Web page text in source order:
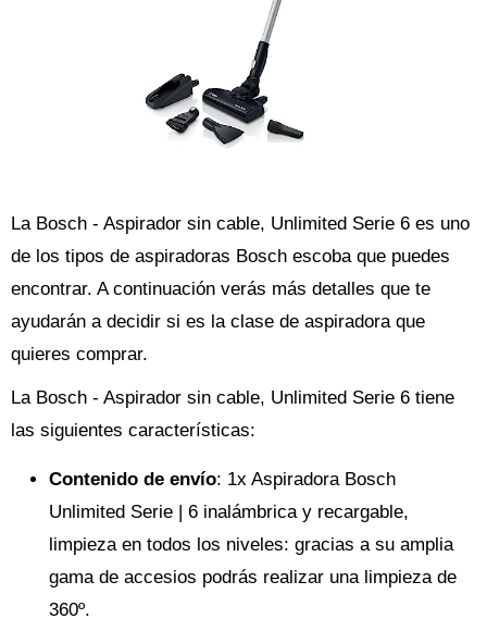
La Bosch - Aspirador sin cable, Unlimited Serie 6 es uno
de los tipos de aspiradoras Bosch escoba que puedes
encontrar. A continuación verás más detalles que te
ayudarán a decidir si es la clase de aspiradora que
quieres comprar.
La Bosch - Aspirador sin cable, Unlimited Serie 6 tiene
las siguientes características:
Contenido de envío: 1x Aspiradora Bosch
Unlimited Serie | 6 inalámbrica y recargable,
limpieza en todos los niveles: gracias a su amplia
gama de accesios podrás realizar una limpieza de
360º.